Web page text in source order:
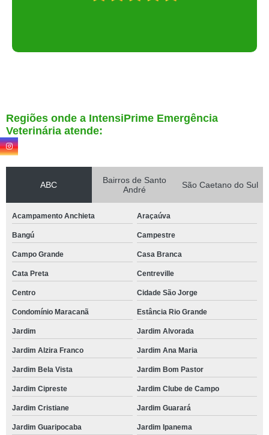
Regiões onde a IntensiPrime Emergência
Veterinária atende:
ABC
Bairros de Santo
André
São Caetano do Sul
Acampamento Anchieta Araçaúva
Bangú Campestre
Campo Grande Casa Branca
Cata Preta Centreville
Centro Cidade São Jorge
Condomínio Maracanã Estância Rio Grande
Jardim Jardim Alvorada
Jardim Alzira Franco Jardim Ana Maria
Jardim Bela Vista Jardim Bom Pastor
Jardim Cipreste Jardim Clube de Campo
Jardim Cristiane Jardim Guarará
Jardim Guaripocaba Jardim Ipanema